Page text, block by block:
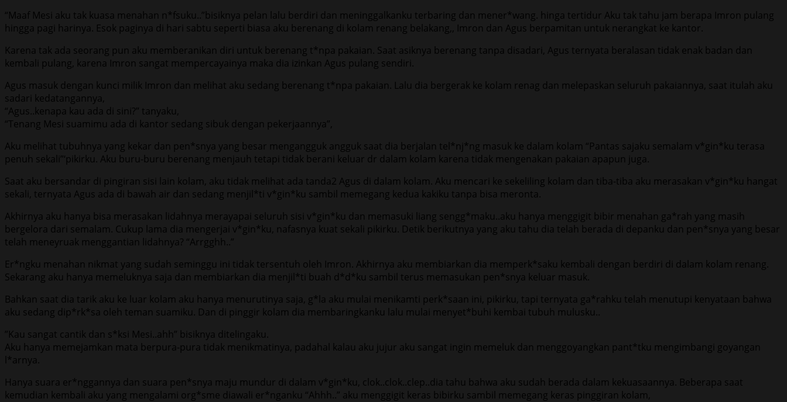
“Maaf Mesi aku tak kuasa menahan n*fsuku..”bisiknya pelan lalu berdiri dan meninggalkanku terbaring dan mener*wang. hinga tertidur Aku tak tahu jam berapa Imron pulang
hingga pagi harinya. Esok paginya di hari sabtu seperti biasa aku berenang di kolam renang belakang,, Imron dan Agus berpamitan untuk nerangkat ke kantor.
Karena tak ada seorang pun aku memberanikan diri untuk berenang t*npa pakaian. Saat asiknya berenang tanpa disadari, Agus ternyata beralasan tidak enak badan dan
kembali pulang, karena Imron sangat mempercayainya maka dia izinkan Agus pulang sendiri.
Agus masuk dengan kunci milik Imron dan melihat aku sedang berenang t*npa pakaian. Lalu dia bergerak ke kolam renag dan melepaskan seluruh pakaiannya, saat itulah aku
sadari kedatangannya,
“Agus..kenapa kau ada di sini?” tanyaku,
“Tenang Mesi suamimu ada di kantor sedang sibuk dengan pekerjaannya”,
Aku melihat tubuhnya yang kekar dan pen*snya yang besar mengangguk angguk saat dia berjalan tel*nj*ng masuk ke dalam kolam “Pantas sajaku semalam v*gin*ku terasa
penuh sekali”‘pikirku. Aku buru-buru berenang menjauh tetapi tidak berani keluar dr dalam kolam karena tidak mengenakan pakaian apapun juga.
Saat aku bersandar di pingiran sisi lain kolam, aku tidak melihat ada tanda2 Agus di dalam kolam. Aku mencari ke sekeliling kolam dan tiba-tiba aku merasakan v*gin*ku hangat
sekali, ternyata Agus ada di bawah air dan sedang menjil*ti v*gin*ku sambil memegang kedua kakiku tanpa bisa meronta.
Akhirnya aku hanya bisa merasakan lidahnya merayapai seluruh sisi v*gin*ku dan memasuki liang sengg*maku..aku hanya menggigit bibir menahan ga*rah yang masih
bergelora dari semalam. Cukup lama dia mengerjai v*gin*ku, nafasnya kuat sekali pikirku. Detik berikutnya yang aku tahu dia telah berada di depanku dan pen*snya yang besar
telah meneyruak menggantian lidahnya? “Arrgghh..”
Er*ngku menahan nikmat yang sudah seminggu ini tidak tersentuh oleh Imron. Akhirnya aku membiarkan dia memperk*saku kembali dengan berdiri di dalam kolam renang.
Sekarang aku hanya memeluknya saja dan membiarkan dia menjil*ti buah d*d*ku sambil terus memasukan pen*snya keluar masuk.
Bahkan saat dia tarik aku ke luar kolam aku hanya menurutinya saja, g*la aku mulai menikamti perk*saan ini, pikirku, tapi ternyata ga*rahku telah menutupi kenyataan bahwa
aku sedang dip*rk*sa oleh teman suamiku. Dan di pinggir kolam dia membaringkanku lalu mulai menyet*buhi kembai tubuh mulusku..
”Kau sangat cantik dan s*ksi Mesi..ahh” bisiknya ditelingaku.
Aku hanya memejamkan mata berpura-pura tidak menikmatinya, padahal kalau aku jujur aku sangat ingin memeluk dan menggoyangkan pant*tku mengimbangi goyangan
l*arnya.
Hanya suara er*nggannya dan suara pen*snya maju mundur di dalam v*gin*ku, clok..clok..clep..dia tahu bahwa aku sudah berada dalam kekuasaannya. Beberapa saat
kemudian kembali aku yang mengalami org*sme diawali er*nganku “Ahhh..” aku menggigit keras bibirku sambil memegang keras pinggiran kolam,